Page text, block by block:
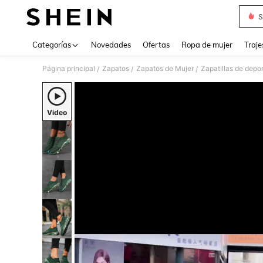
Categorías Novedades Ofertas Ropa de mujer
Página principal / Zapatos / Zapatos de Mujer / Zapatillas de
Video